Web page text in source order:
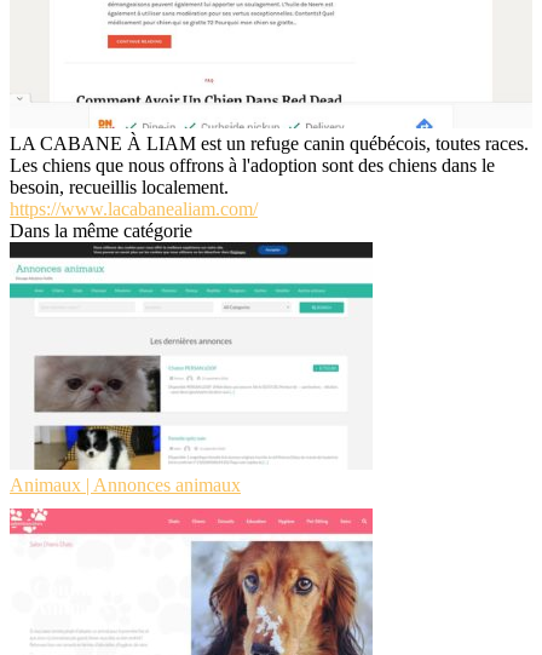
LA CABANE À LIAM est un refuge canin québécois, toutes races.
Les chiens que nous offrons à l'adoption sont des chiens dans le
besoin, recueillis localement.
https://www.lacabanealiam.com/
Dans la même catégorie
Animaux | Annonces animaux